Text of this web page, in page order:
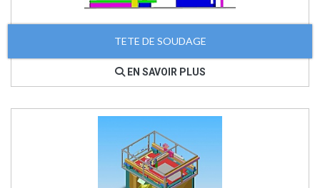
TETE DE SOUDAGE
EN SAVOIR PLUS